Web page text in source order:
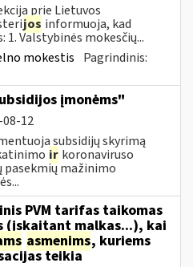
prie Lietuvos
jos informuoja, kad
1. Valstybinės mokesčių...
mokestis Pagrindinis:
įmonėms"
08-12
subsidijų skyrimą
ir koronaviruso
mažinimo
PVM tarifas taikomas
(įskaitant malkas...), kai
asmenims, kuriems
teikia